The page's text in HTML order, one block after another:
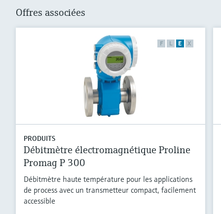
Offres associées
F L E X
PRODUITS
Débitmètre électromagnétique Proline
Promag P 300
Débitmètre haute température pour les applications
de process avec un transmetteur compact, facilement
accessible